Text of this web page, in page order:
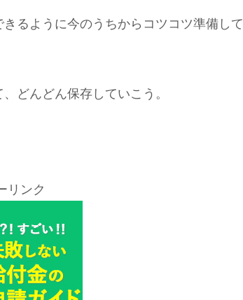
きるように今のうちからコツコツ準備して
どんどん保存していこう。
リンク